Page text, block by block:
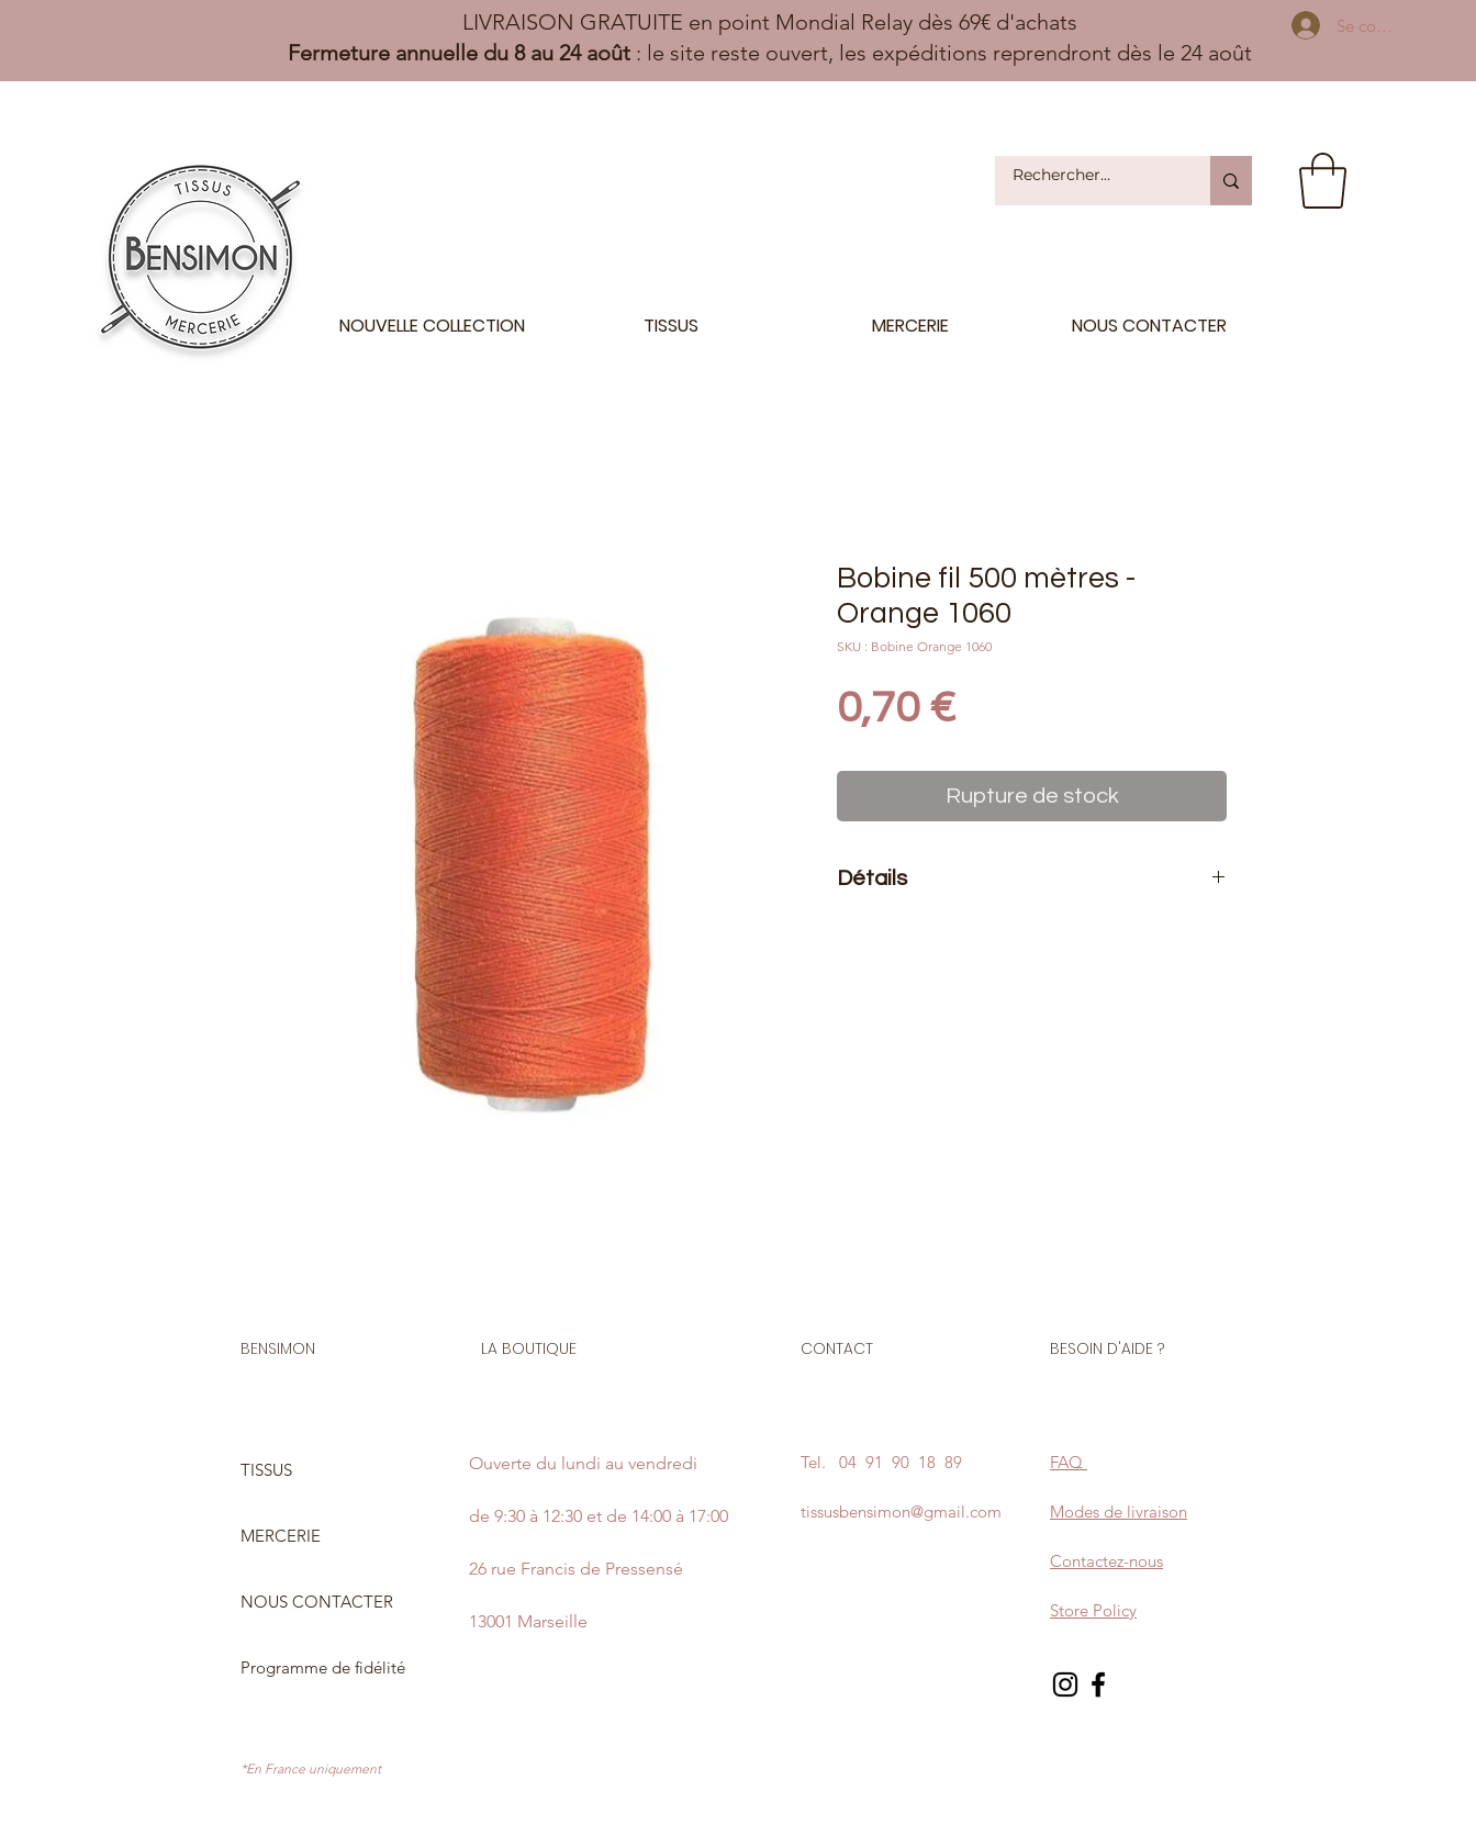
LIVRAISON GRATUITE en point Mondial Relay dès 69€ d'achats
Fermeture annuelle du 8 au 24 août: le site reste ouvert, les expéditions reprendront dès le 24 août
Se connecter
NOUVELLE COLLECTION TISSUS MERCERIE NOUS CONTACTER
Bobine fil 500 mètres -
Orange 1060
SKU : Bobine Orange 1060
0,70 €Prix
Rupture de stock
Détails
BENSIMON
TISSUS
MERCERIE
NOUS CONTACTER
Programme de fidélité
LA BOUTIQUE
Ouverte du lundi au vendredi
de 9:30 à 12:30 et de 14:00 à 17:00
26 rue Francis de Pressensé
13001 Marseille
CONTACT BESOIN D'AIDE ?
Tel. 04 91 90 18 89
tissusbensimon@gmail.com
FAQ
Modes de livraison
Contactez-nous
Store Policy
*En France uniquement